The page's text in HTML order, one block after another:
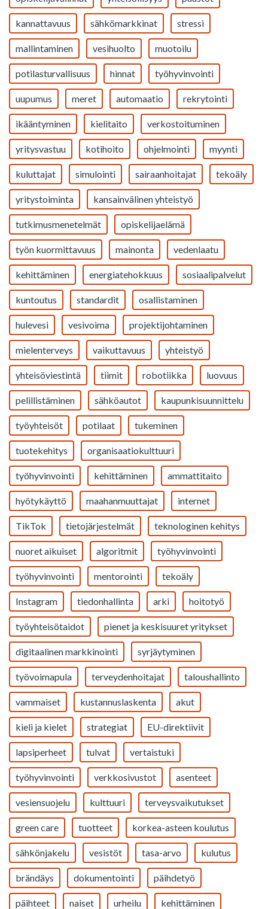
kannattavuus sähkömarkkinat stressi
mallintaminen vesihuolto muotoilu
potilasturvallisuus hinnat työhyvinvointi
uupumus meret automaatio rekrytointi
ikääntyminen kielitaito verkostoituminen
yritysvastuu kotihoito ohjelmointi myynti
kuluttajat simulointi sairaanhoitajat tekoäly
yritystoiminta kansainvälinen yhteistyö
tutkimusmenetelmät opiskelijaelämä
työn kuormittavuus mainonta vedenlaatu
kehittäminen energiatehokkuus sosiaalipalvelut
kuntoutus standardit osallistaminen
hulevesi vesivoima projektijohtaminen
mielenterveys vaikuttavuus yhteistyö
yhteisöviestintä tiimit robotiikka luovuus
pelillistäminen sähköautot kaupunkisuunnittelu
työyhteisöt potilaat tukeminen
tuotekehitys organisaatiokulttuuri
työhyvinvointi kehittäminen ammattitaito
hyötykäyttö maahanmuuttajat internet
TikTok tietojärjestelmät teknologinen kehitys
nuoret aikuiset algoritmit työhyvinvointi
työhyvinvointi mentorointi tekoäly
Instagram tiedonhallinta arki hoitotyö
työyhteisötaidot pienet ja keskisuuret yritykset
digitaalinen markkinointi syrjäytyminen
työvoimapula terveydenhoitajat taloushallinto
vammaiset kustannuslaskenta akut
kieli ja kielet strategiat EU-direktiivit
lapsiperheet tulvat vertaistuki
työhyvinvointi verkkosivustot asenteet
vesiensuojelu kulttuuri terveysvaikutukset
green care tuotteet korkea-asteen koulutus
sähkönjakelu vesistöt tasa-arvo kulutus
brändäys dokumentointi päihdetyö
päihteet naiset urheilu kehittäminen